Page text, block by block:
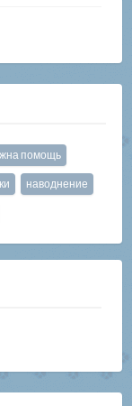
помощь
наводнение